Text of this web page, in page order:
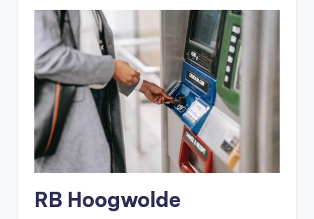
RB Hoogwolde